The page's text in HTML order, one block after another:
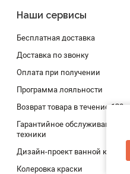
Наши сервисы
Бесплатная доставка
Доставка по звонку
Оплата при получении
Программа лояльности
Возврат товара в течение 120
Гарантийное обслуживание и
техники
Дизайн-проект ванной комнаты
Колеровка краски